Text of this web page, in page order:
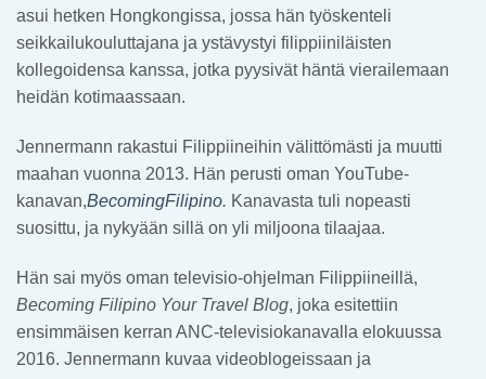
asui hetken Hongkongissa, jossa hän työskenteli
seikkailukouluttajana ja ystävystyi filippiiniläisten
kollegoidensa kanssa, jotka pyysivät häntä vierailemaan
heidän kotimaassaan.
Jennermann rakastui Filippiineihin välittömästi ja muutti
maahan vuonna 2013. Hän perusti oman YouTube-
kanavan,BecomingFilipino. Kanavasta tuli nopeasti
suosittu, ja nykyään sillä on yli miljoona tilaajaa.
Hän sai myös oman televisio-ohjelman Filippiineillä,
Becoming Filipino Your Travel Blog, joka esitettiin
ensimmäisen kerran ANC-televisiokanavalla elokuussa
2016. Jennermann kuvaa videoblogeissaan ja